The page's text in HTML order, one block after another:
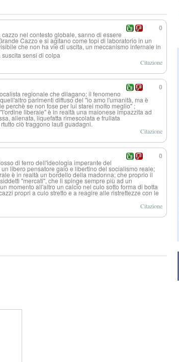
0
nel contesto globale, sanno di essere
Cazzo e si agitano come topi di laboratorio in un
che non ha vie di uscita, un meccanismo infernale in
sensi di colpa
Citazione
0
regionale che dilagano; il fenomeno
parimenti diffuso del "io amo l'umanità, ma è
perchè se non fose per lui starei molto meglio" ;
liberale" è in realtà una maionese impazzita ad
alienata, liquefatta rimescolata e frullata
ciò traggono lauti guadagni.
Citazione
0
di ferro dell'ideologia imperante del
libero pensatore gaio e libertino del socialismo reale;
è in realtà un bordello della madonna; che proprio il
"mercati", che li spinge sempre più ad un
momento all'altro un calcio nel culo sotto forma di botta
propri a culo stretto e a reagire alle ristrettezze con le
Citazione